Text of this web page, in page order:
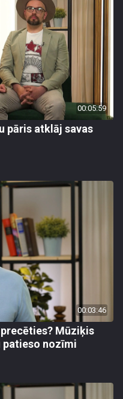
00:05:59
pāris atklāj savas
00:03:46
Mūziķis
patieso nozīmi